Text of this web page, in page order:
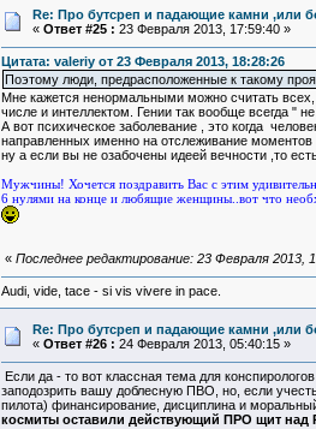
Re: Про бутсреп и падающие камни ,или
« Ответ #25 : 23 Февраля 2013, 17:59:40 »
Цитата: valeriy от 23 Февраля 2013, 18:28:26
Поэтому люди, предрасположенные к такому
Мне кажется ненормальными можно считать
числе и интеллектом. Гении так вообще всегда "
А вот психическое заболевание , это когда
направленных именно на отслеживание моментов
ну а если вы не озабочены идеей вечности ,то
Мужчины! Хочется поздравить Вас с этим
6 нулями на конце и любящие женщины..вот что
« Последнее редактирование: 23 Февраля 2013,
Audi, vide, tace - si vis vivere in pace.
Re: Про бутсреп и падающие камни ,или
« Ответ #26 : 24 Февраля 2013, 05:40:15 »
Если да - то вот классная тема для
заподозрить вашу доблесную ПВО, но, если
пилота) финансирование, дисциплина и
космиты оставили действующий ПРО щит над